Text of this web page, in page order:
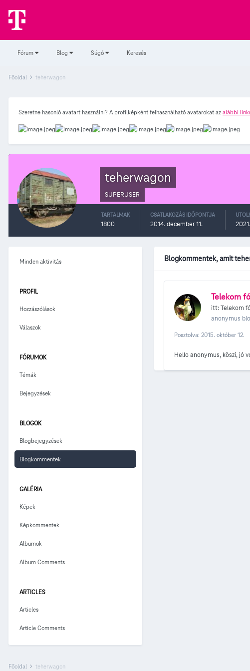
Fórum Blog Súgó Keresés
Főoldal teherwagon
Szeretne hasonló avatart használni? A profilképként felhasználható avatarokat az alábbi
teherwagon
SUPERUSER
TARTALMAK
1800
CSATLAKOZÁS IDŐPONTJA
2014. december 11.
Minden aktivitás
PROFIL
Hozzászólások
Válaszok
FÓRUMOK
Témák
Bejegyzések
BLOGOK
Blogbejegyzések
Blogkommentek
GALÉRIA
Képek
Képkommentek
Albumok
Album Comments
ARTICLES
Articles
Article Comments
Blogkommentek, amit
Telekom
itt:Telekom
anonymus
Posztolva: 2015. október 12.
Hello anonymus, köszi, jó
Főoldal teherwagon